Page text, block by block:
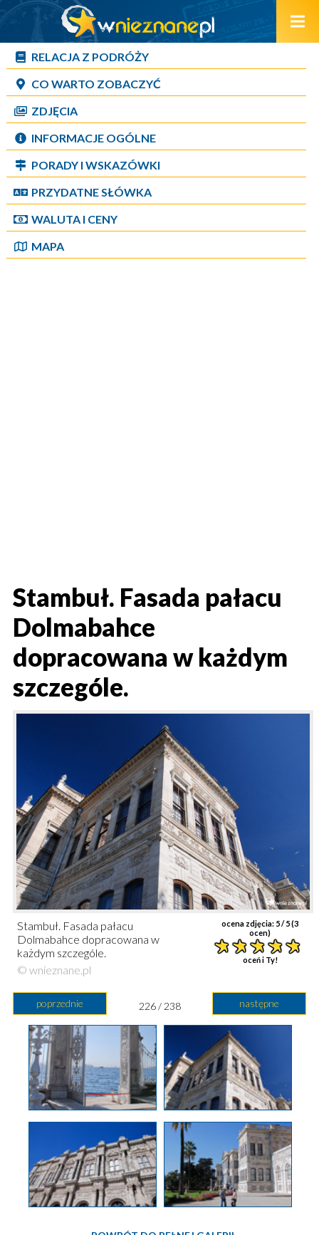
RELACJA Z PODRÓŻY
CO WARTO ZOBACZYĆ
ZDJĘCIA
INFORMACJE OGÓLNE
PORADY I WSKAZÓWKI
PRZYDATNE SŁÓWKA
WALUTA I CENY
MAPA
Stambuł. Fasada pałacu
Dolmabahce
dopracowana w każdym
szczególe.
ocena zdjęcia: 5/ 5 (3
ocen)
oceń i Ty!
Stambuł. Fasada pałacu
Dolmabahce dopracowana w
każdym szczególe.
© wnieznane.pl
poprzednie następne
226 / 238